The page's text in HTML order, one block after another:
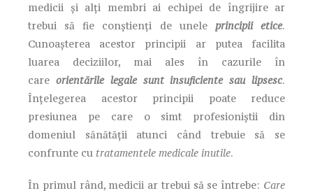
medicii și alți membri ai echipei de îngrijire ar
trebui să fie conștienți de unele principii etice.
Cunoașterea acestor principii ar putea facilita
luarea deciziilor, mai ales în cazurile în
care orientările legale sunt insuficiente sau lipsesc.
Înțelegerea acestor principii poate reduce
presiunea pe care o simt profesioniștii din
domeniul sănătății atunci când trebuie să se
confrunte cu tratamentele medicale inutile.
În primul rând, medicii ar trebui să se întrebe: Care